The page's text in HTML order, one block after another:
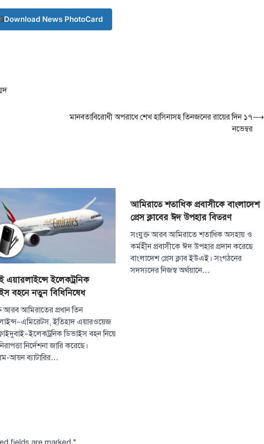
Download News PhotoCard
মানবতাবিরোধী অপরাধে শেখ হাসিনাসহ তিনজনের রায়ের দিন ১৭
নভেম্বর
⟶
এয়ারলাইন্সে ইলেকট্রনিক
বহনে নতুন বিধিনিষেধ
আরব আমিরাতের প্রধান তিন
ইতিহাদ এয়ারওয়েজ
ডিভাইস বহন নিয়ে
নির্দেশনা জারি করেছে।
আয়ন ব্যাটারির…
আমিরাতে শতাধিক প্রবাসীকে বাংলাদেশ
প্রেস ক্লাবের ঈদ উপহার বিতরণ
সংযুক্ত আরব আমিরাতে শতাধিক অসহায় ও
কর্মহীন প্রবাসীকে ঈদ উপহার প্রদান করেছে
বাংলাদেশ প্রেস ক্লাব ইউএই। সংগঠনের
সদস্যদের নিজস্ব অর্থয়ানে…